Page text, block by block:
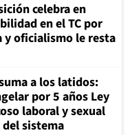
celebra en
en el TC por
y oficialismo le resta
a los latidos:
por 5 años Ley
laboral y sexual
sistema